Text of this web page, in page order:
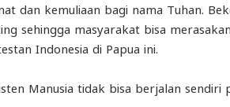
dan kemuliaan bagi nama Tuhan.
sehingga masyarakat bisa
Indonesia di Papua ini.
Manusia tidak bisa berjalan sendiri